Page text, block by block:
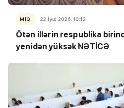
MİQ 22 İyul 2026, 10:12
Ötən illərin respublika
yenidən yüksək NƏTİCƏ